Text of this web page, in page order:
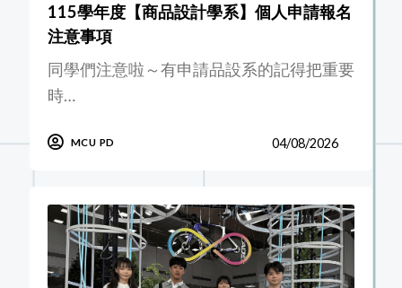
115學年度【商品設計學系】個人申請報名
注意事項
同學們注意啦～有申請品設系的記得把重要
時…
MCU PD 04/08/2026